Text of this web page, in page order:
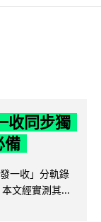
收同步獨
備
一收」分軌錄
文經實測其...